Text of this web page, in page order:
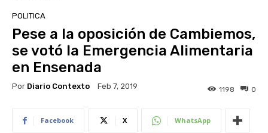
POLITICA
Pese a la oposición de Cambiemos,
se votó la Emergencia Alimentaria
en Ensenada
Por Diario Contexto Feb 7, 2019 0
1198
Facebook X WhatsApp